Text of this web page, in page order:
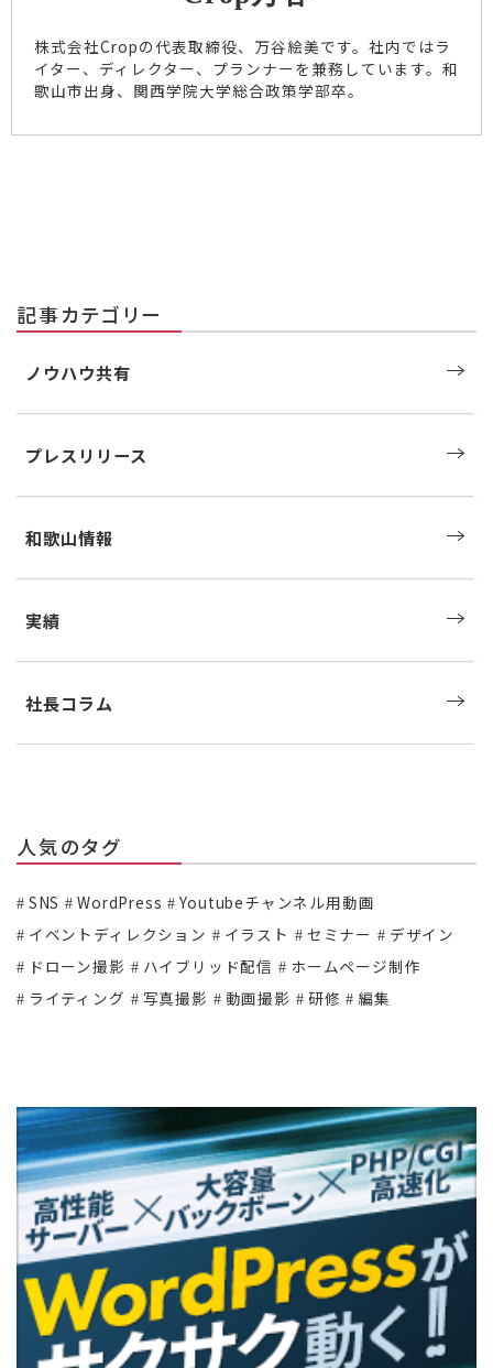
株式会社Cropの代表取締役、万谷絵美です。社内ではラ
イター、ディレクター、プランナーを兼務しています。和
歌山市出身、関西学院大学総合政策学部卒。
記事カテゴリー
ノウハウ共有
プレスリリース
和歌山情報
実績
社長コラム
人気のタグ
SNS WordPress
Youtubeチャンネル用動画
イベントディレクション
イラスト セミナー
デザイン
ドローン撮影
ハイブリッド配信
ホームページ制作
ライティング
写真撮影 動画撮影 研修 編集